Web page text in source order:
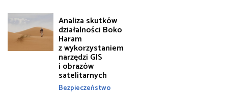
Analiza skutków
działalności Boko
Haram
z wykorzystaniem
narzędzi GIS
i obrazów
satelitarnych
Bezpieczeństwo